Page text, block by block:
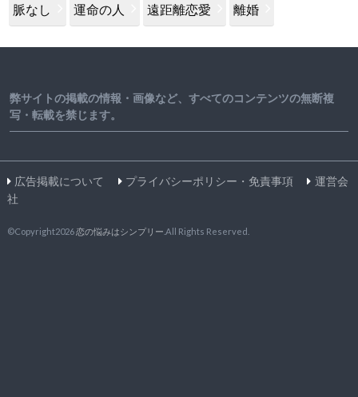
脈なし 運命の人 遠距離恋愛 離婚
弊サイトの掲載の情報・画像など、すべてのコンテンツの無断複
写・転載を禁じます。
広告掲載について プライバシーポリシー・免責事項
運営会
社
©Copyright2026恋の悩みはシンプリー .All Rights Reserved.